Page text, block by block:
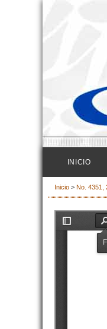
INICIO
Inicio > No. 4351,